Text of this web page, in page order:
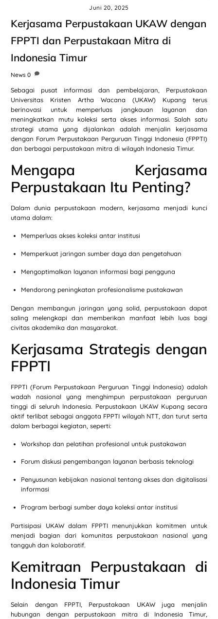
Juni 20, 2025
Kerjasama Perpustakaan UKAW dengan
FPPTI dan Perpustakaan Mitra di
Indonesia Timur
News 0
Sebagai pusat informasi dan pembelajaran, Perpustakaan
Universitas Kristen Artha Wacana (UKAW) Kupang terus
berinovasi untuk memperluas jangkauan layanan dan
meningkatkan mutu koleksi serta akses informasi. Salah satu
strategi utama yang dijalankan adalah menjalin kerjasama
dengan Forum Perpustakaan Perguruan Tinggi Indonesia (FPPTI)
dan berbagai perpustakaan mitra di wilayah Indonesia Timur.
Mengapa Kerjasama
Perpustakaan Itu Penting?
Dalam dunia perpustakaan modern, kerjasama menjadi kunci
utama dalam:
Memperluas akses koleksi antar institusi
Memperkuat jaringan sumber daya dan pengetahuan
Mengoptimalkan layanan informasi bagi pengguna
Mendorong peningkatan profesionalisme pustakawan
Dengan membangun jaringan yang solid, perpustakaan dapat
saling melengkapi dan memberikan manfaat lebih luas bagi
civitas akademika dan masyarakat.
Kerjasama Strategis dengan
FPPTI
FPPTI (Forum Perpustakaan Perguruan Tinggi Indonesia) adalah
wadah nasional yang menghimpun perpustakaan perguruan
tinggi di seluruh Indonesia. Perpustakaan UKAW Kupang secara
aktif terlibat sebagai anggota FPPTI wilayah NTT, dan turut serta
dalam berbagai kegiatan, seperti:
Workshop dan pelatihan profesional untuk pustakawan
Forum diskusi pengembangan layanan berbasis teknologi
Penyusunan kebijakan nasional tentang akses dan digitalisasi
informasi
Program berbagi sumber daya koleksi antar institusi
Partisipasi UKAW dalam FPPTI menunjukkan komitmen untuk
menjadi bagian dari komunitas perpustakaan nasional yang
tangguh dan kolaboratif.
Kemitraan Perpustakaan di
Indonesia Timur
Selain dengan FPPTI, Perpustakaan UKAW juga menjalin
hubungan dengan perpustakaan mitra di Indonesia Timur,